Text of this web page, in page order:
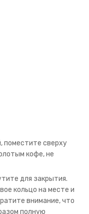
поместите сверху
кофе, не
для закрытия.
кольцо на месте и
внимание, что
полную